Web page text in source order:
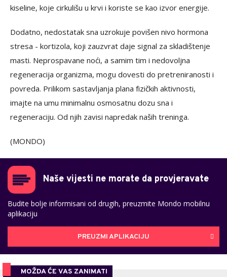
kiseline, koje cirkulišu u krvi i koriste se kao izvor energije.
Dodatno, nedostatak sna uzrokuje povišen nivo hormona
stresa - kortizola, koji zauzvrat daje signal za skladištenje
masti. Neprospavane noći, a samim tim i nedovoljna
regeneracija organizma, mogu dovesti do pretreniranosti i
povreda. Prilikom sastavljanja plana fizičkih aktivnosti,
imajte na umu minimalnu osmosatnu dozu sna i
regeneraciju. Od njih zavisi napredak naših treninga.
(MONDO)
Naše vijesti ne morate da provjeravate
Budite bolje informisani od drugih, preuzmite Mondo mobilnu
aplikaciju
PREUZMI APLIKACIJU
MOŽDA ĆE VAS ZANIMATI